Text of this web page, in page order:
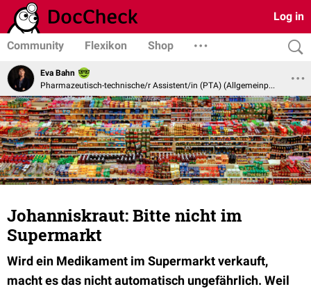
Log in
Community Flexikon Shop
Eva Bahn
Pharmazeutisch-technische/r Assistent/in (PTA) (Allgemeinpharmazie)
Johanniskraut: Bitte nicht im
Supermarkt
Wird ein Medikament im Supermarkt verkauft,
macht es das nicht automatisch ungefährlich. Weil